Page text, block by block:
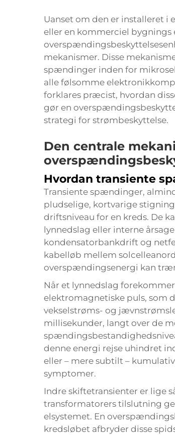
Uanset om den er installeret
eller en kommerciel
mekanismer. Disse
spændinger inden for
alle følsomme
forklares præcist, hvordan
gør en
strategi for strømbeskyttelse.
Den centrale
Hvordan transiente
Transiente spændinger,
pludselige, kortvarige
driftsniveau for en kreds. De
lynnedslag eller interne
kondensatorbankdrift og
kabelløb mellem
overspændingsenergi kan
Når et lynnedslag
elektromagnetiske puls, som
vekselstrøms- og
millisekunder, langt over de
denne energi rejse uhindret
eller – mere subtilt –
symptomer.
Indre skiftetransienter er lige
transformatorers tilslutning
elsystemet. En
kredsløbet afbryder disse